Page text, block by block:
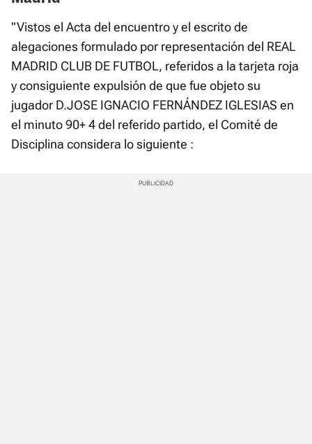
"Vistos el Acta del encuentro y el escrito de
alegaciones formulado por representación del REAL
MADRID CLUB DE FUTBOL, referidos a la tarjeta roja
y consiguiente expulsión de que fue objeto su
jugador D.JOSE IGNACIO FERNÁNDEZ IGLESIAS en
el minuto 90+ 4 del referido partido, el Comité de
Disciplina considera lo siguiente :